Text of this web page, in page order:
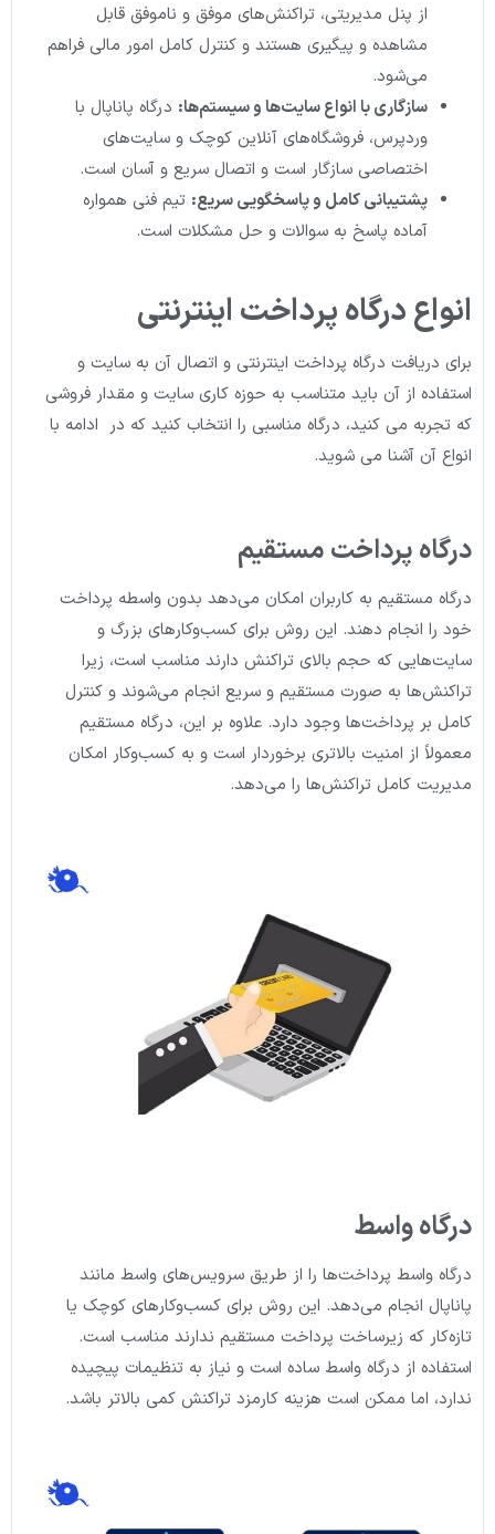
از پنل مدیریتی، تراکنش‌های موفق و ناموفق قابل
مشاهده و پیگیری هستند و کنترل کامل امور مالی فراهم
می‌شود.
سازگاری با انواع سایت‌ها و سیستم‌ها: درگاه پاناپال با
وردپرس، فروشگاه‌های آنلاین کوچک و سایت‌های
اختصاصی سازگار است و اتصال سریع و آسان است.
پشتیبانی کامل و پاسخگویی سریع: تیم فنی همواره
آماده پاسخ به سوالات و حل مشکلات است.
انواع درگاه پرداخت اینترنتی
برای دریافت درگاه پرداخت اینترنتی و اتصال آن به سایت و
استفاده از آن باید متناسب به حوزه کاری سایت و مقدار فروشی
که تجربه می کنید، درگاه مناسبی را انتخاب کنید که در ادامه با
انواع آن آشنا می شوید.
درگاه پرداخت مستقیم
درگاه مستقیم به کاربران امکان می‌دهد بدون واسطه پرداخت
خود را انجام دهند. این روش برای کسب‌وکارهای بزرگ و
سایت‌هایی که حجم بالای تراکنش دارند مناسب است، زیرا
تراکنش‌ها به صورت مستقیم و سریع انجام می‌شوند و کنترل
کامل بر پرداخت‌ها وجود دارد. علاوه بر این، درگاه مستقیم
معمولاً از امنیت بالاتری برخوردار است و به کسب‌وکار امکان
مدیریت کامل تراکنش‌ها را می‌دهد.
درگاه واسط
درگاه واسط پرداخت‌ها را از طریق سرویس‌های واسط مانند
پاناپال انجام می‌دهد. این روش برای کسب‌وکارهای کوچک یا
تازه‌کار که زیرساخت پرداخت مستقیم ندارند مناسب است.
استفاده از درگاه واسط ساده است و نیاز به تنظیمات پیچیده
ندارد، اما ممکن است هزینه کارمزد تراکنش کمی بالاتر باشد.